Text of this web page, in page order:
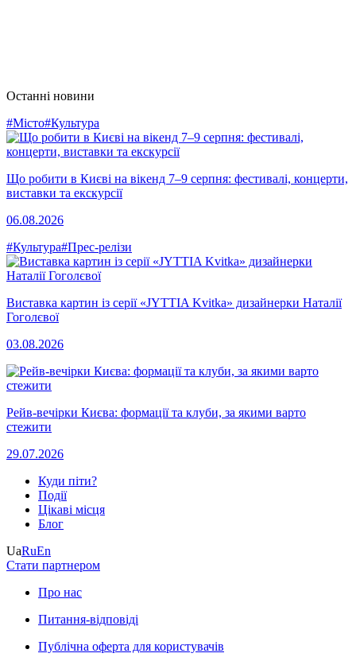
Останні новини
#Місто#Культура
Що робити в Києві на вікенд 7–9 серпня: фестивалі, концерти,
виставки та екскурсії
06.08.2026
#Культура#Прес-релізи
Виставка картин із серії «JYTTIA Kvitka» дизайнерки Наталії
Гоголєвої
03.08.2026
Рейв-вечірки Києва: формації та клуби, за якими варто
стежити
29.07.2026
Куди піти?
Події
Цікаві місця
Блог
UaRuEn
Стати партнером
Про нас
Питання-відповіді
Публічна оферта для користувачів